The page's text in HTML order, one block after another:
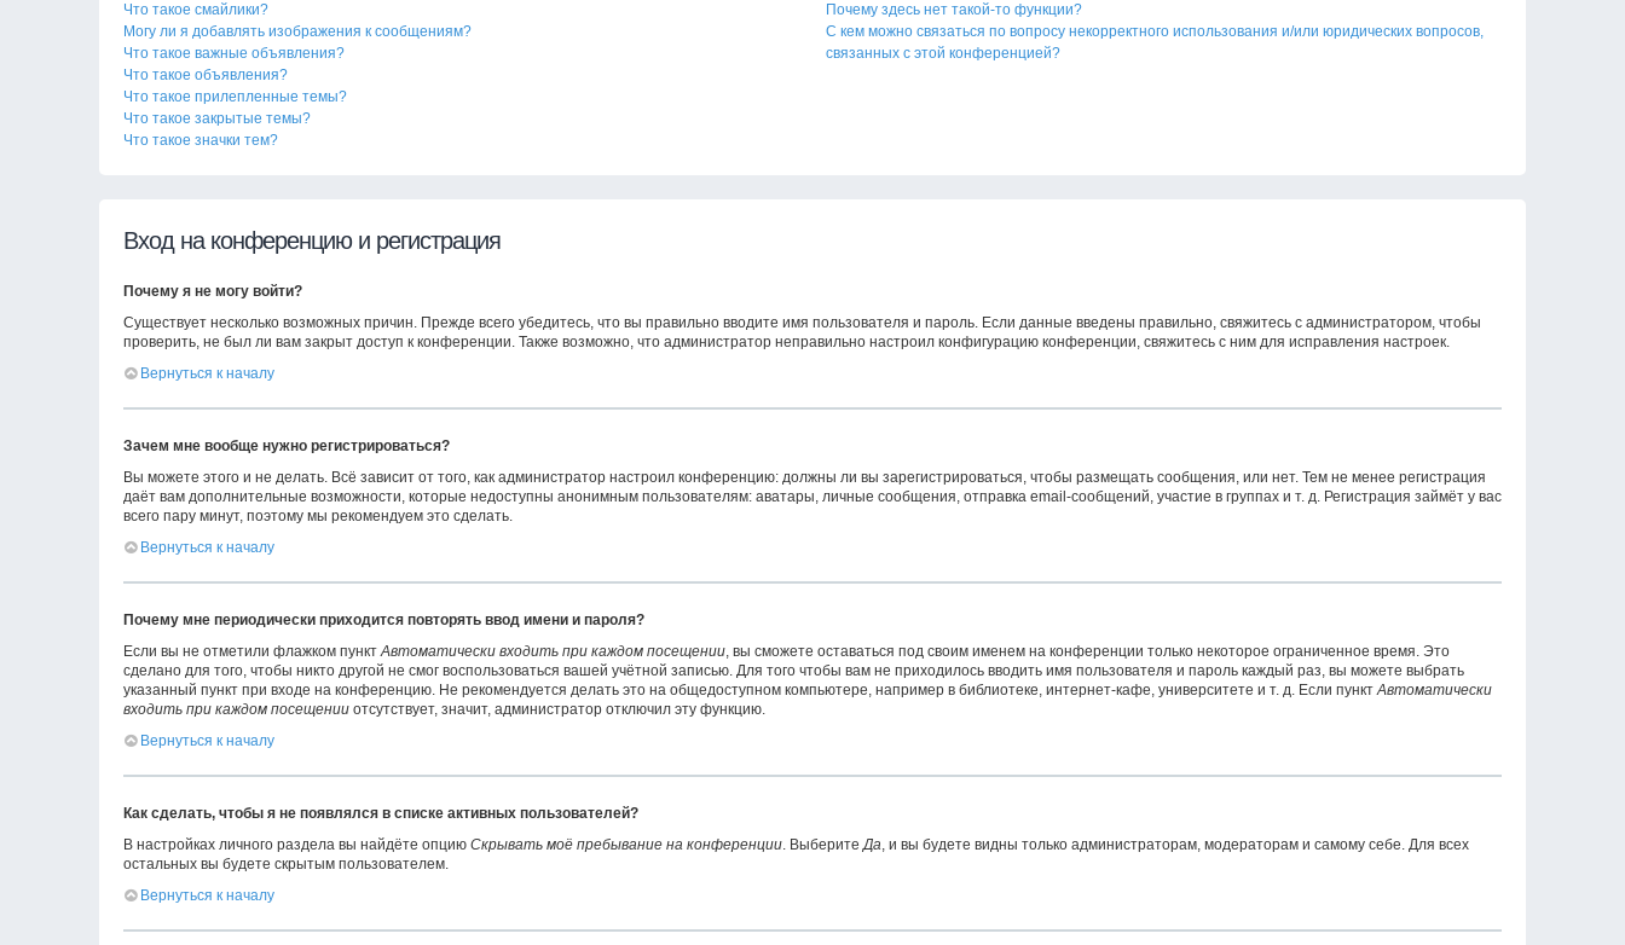
Что такое смайлики?
Могу ли я добавлять изображения к сообщениям?
Что такое важные объявления?
Что такое объявления?
Что такое прилепленные темы?
Что такое закрытые темы?
Что такое значки тем?
Почему здесь нет такой-то функции?
С кем можно связаться по вопросу некорректного использования и/или юридических вопросов,
связанных с этой конференцией?
Вход на конференцию и регистрация
Почему я не могу войти?
Существует несколько возможных причин. Прежде всего убедитесь, что вы правильно вводите имя пользователя и пароль. Если данные введены правильно, свяжитесь с администратором, чтобы
проверить, не был ли вам закрыт доступ к конференции. Также возможно, что администратор неправильно настроил конфигурацию конференции, свяжитесь с ним для исправления настроек.
Вернуться к началу
Зачем мне вообще нужно регистрироваться?
Вы можете этого и не делать. Всё зависит от того, как администратор настроил конференцию: должны ли вы зарегистрироваться, чтобы размещать сообщения, или нет. Тем не менее регистрация
даёт вам дополнительные возможности, которые недоступны анонимным пользователям: аватары, личные сообщения, отправка email-сообщений, участие в группах и т. д. Регистрация займёт у вас
всего пару минут, поэтому мы рекомендуем это сделать.
Вернуться к началу
Почему мне периодически приходится повторять ввод имени и пароля?
Если вы не отметили флажком пунктАвтоматически входить при каждом посещении, вы сможете оставаться под своим именем на конференции только некоторое ограниченное время. Это
сделано для того, чтобы никто другой не смог воспользоваться вашей учётной записью. Для того чтобы вам не приходилось вводить имя пользователя и пароль каждый раз, вы можете выбрать
указанный пункт при входе на конференцию. Не рекомендуется делать это на общедоступном компьютере, например в библиотеке, интернет-кафе, университете и т. д. Если пунктАвтоматически
входить при каждом посещении отсутствует, значит, администратор отключил эту функцию.
Вернуться к началу
Как сделать, чтобы я не появлялся в списке активных пользователей?
В настройках личного раздела вы найдёте опцию Скрывать моё пребывание на конференции. ВыберитеДа, и вы будете видны только администраторам, модераторам и самому себе. Для всех
остальных вы будете скрытым пользователем.
Вернуться к началу